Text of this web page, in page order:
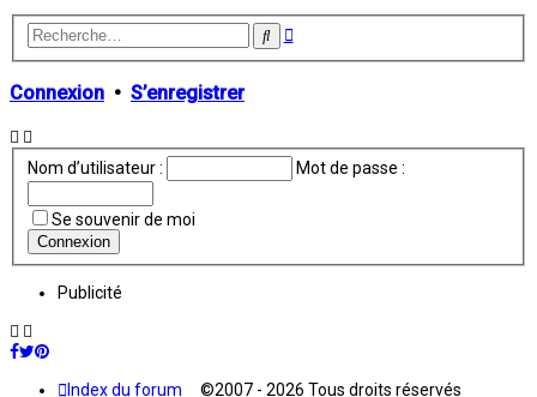
Rechercher
Recherche
Connexion • S’enregistrer
Nom d’utilisateur : Mot de passe :
Se souvenir de moi
Publicité
Index du forum ©2007 - 2026 Tous droits réservés